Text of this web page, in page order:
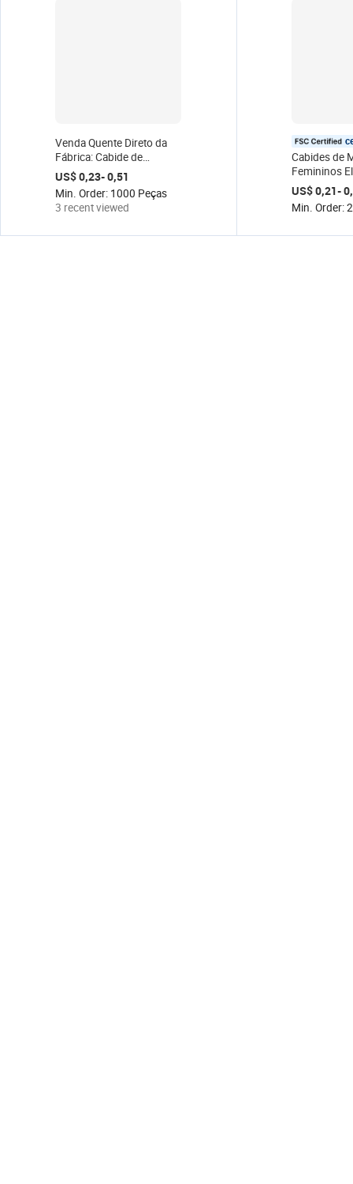
Venda Quente Direto da
Fábrica: Cabide de
Madeira Plana Barato para
Roupas, Cabide de
Madeira Maciça Natural
para Atacado, Ideal para
US$ 0,23- 0,51
Min. Order: 1000 Peças
3 recent viewed
Cabides de
Femininos
Alta
para
de Estar
US$ 0,21-
Min. Order: